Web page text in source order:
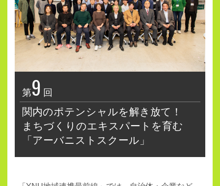
第9 回
関内のポテンシャルを解き放て！
まちづくりのエキスパートを育む
「アーバニストスクール」